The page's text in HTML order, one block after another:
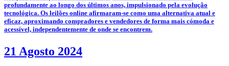
profundamente ao longo dos últimos anos, impulsionado pela evolução
tecnológica. Os leilões online afirmaram-se como uma alternativa atual e
eficaz, aproximando compradores e vendedores de forma mais cómoda e
acessível, independentemente de onde se encontrem.
21 Agosto 2024